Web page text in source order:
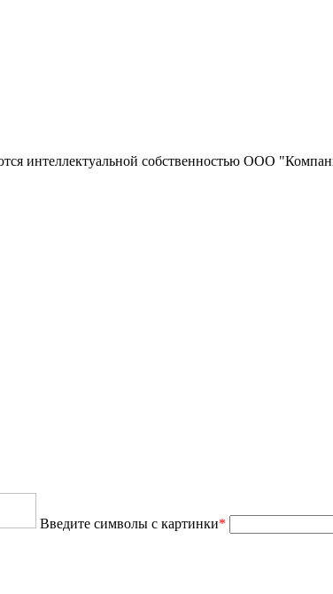
интеллектуальной собственностью ООО
Введите символы с картинки*